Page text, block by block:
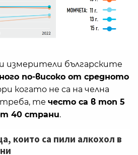
измерители българските
по-високо от средното
когато не са на челна
те често са в топ 5
40 страни.